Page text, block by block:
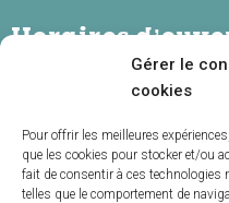
Gérer le
cookies
Pour offrir les meilleures
que les cookies pour stocker et/ou
fait de consentir à ces technologies
telles que le comportement de
Horaires
Lundi :
Jeudi :10h –